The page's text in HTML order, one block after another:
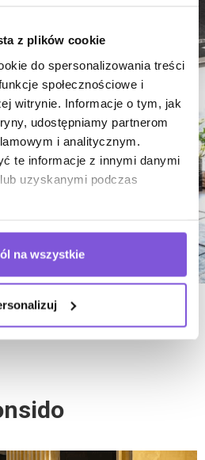
z plików cookie
do spersonalizowania treści
społecznościowe i
witrynie. Informacje o tym, jak
udostępniamy partnerom
i analitycznym.
te informacje z innymi danymi
uzyskanymi podczas
na wszystkie